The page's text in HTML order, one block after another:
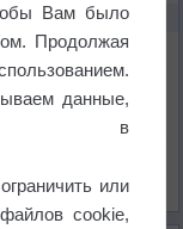
Вам было
Продолжая
данные,
в
или
cookie,